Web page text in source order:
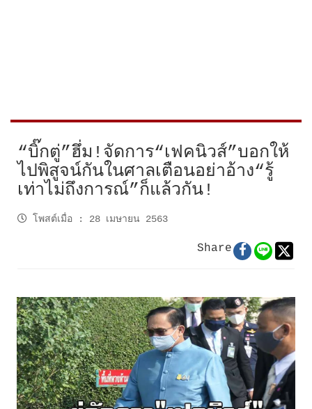
“บิ๊กตู่”ฮึ่ม!จัดการ“เฟคนิวส์”บอกให้
ไปพิสูจน์กันในศาลเตือนอย่าอ้าง“รู้
เท่าไม่ถึงการณ์”ก็แล้วกัน!
โพสต์เมื่อ : 28 เมษายน 2563
Share